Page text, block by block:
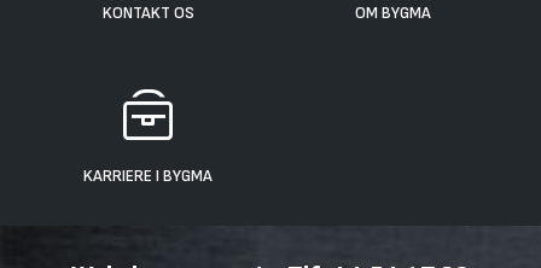
KONTAKT OS OM BYGMA
KARRIERE I BYGMA